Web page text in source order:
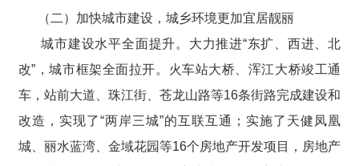
（二）加快城市建设，城乡环境更加宜居靓丽
城市建设水平全面提升。大力推进“东扩、西进、北
改”，城市框架全面拉开。火车站大桥、浑江大桥竣工通
车，站前大道、珠江街、苍龙山路等16条街路完成建设和
改造，实现了“两岸三城”的互联互通；实施了天健凤凰
城、丽水蓝湾、金域花园等16个房地产开发项目，房地产